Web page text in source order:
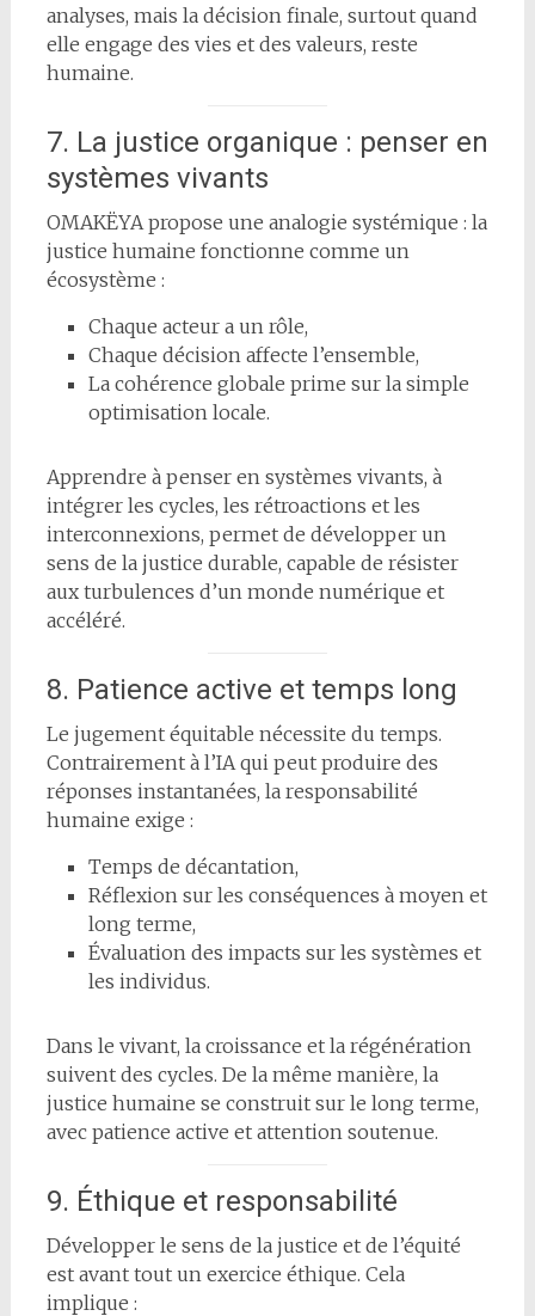
analyses, mais la décision finale, surtout quand
elle engage des vies et des valeurs, reste
humaine.
7. La justice organique : penser en
systèmes vivants
OMAKËYA propose une analogie systémique : la
justice humaine fonctionne comme un
écosystème :
Chaque acteur a un rôle,
Chaque décision affecte l’ensemble,
La cohérence globale prime sur la simple
optimisation locale.
Apprendre à penser en systèmes vivants, à
intégrer les cycles, les rétroactions et les
interconnexions, permet de développer un
sens de la justice durable, capable de résister
aux turbulences d’un monde numérique et
accéléré.
8. Patience active et temps long
Le jugement équitable nécessite du temps.
Contrairement à l’IA qui peut produire des
réponses instantanées, la responsabilité
humaine exige :
Temps de décantation,
Réflexion sur les conséquences à moyen et
long terme,
Évaluation des impacts sur les systèmes et
les individus.
Dans le vivant, la croissance et la régénération
suivent des cycles. De la même manière, la
justice humaine se construit sur le long terme,
avec patience active et attention soutenue.
9. Éthique et responsabilité
Développer le sens de la justice et de l’équité
est avant tout un exercice éthique. Cela
implique :